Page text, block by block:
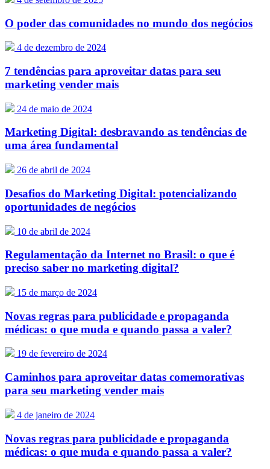
O poder das comunidades no mundo dos negócios
4 de dezembro de 2024
7 tendências para aproveitar datas para seu
marketing vender mais
24 de maio de 2024
Marketing Digital: desbravando as tendências de
uma área fundamental
26 de abril de 2024
Desafios do Marketing Digital: potencializando
oportunidades de negócios
10 de abril de 2024
Regulamentação da Internet no Brasil: o que é
preciso saber no marketing digital?
15 de março de 2024
Novas regras para publicidade e propaganda
médicas: o que muda e quando passa a valer?
19 de fevereiro de 2024
Caminhos para aproveitar datas comemorativas
para seu marketing vender mais
4 de janeiro de 2024
Novas regras para publicidade e propaganda
médicas: o que muda e quando passa a valer?